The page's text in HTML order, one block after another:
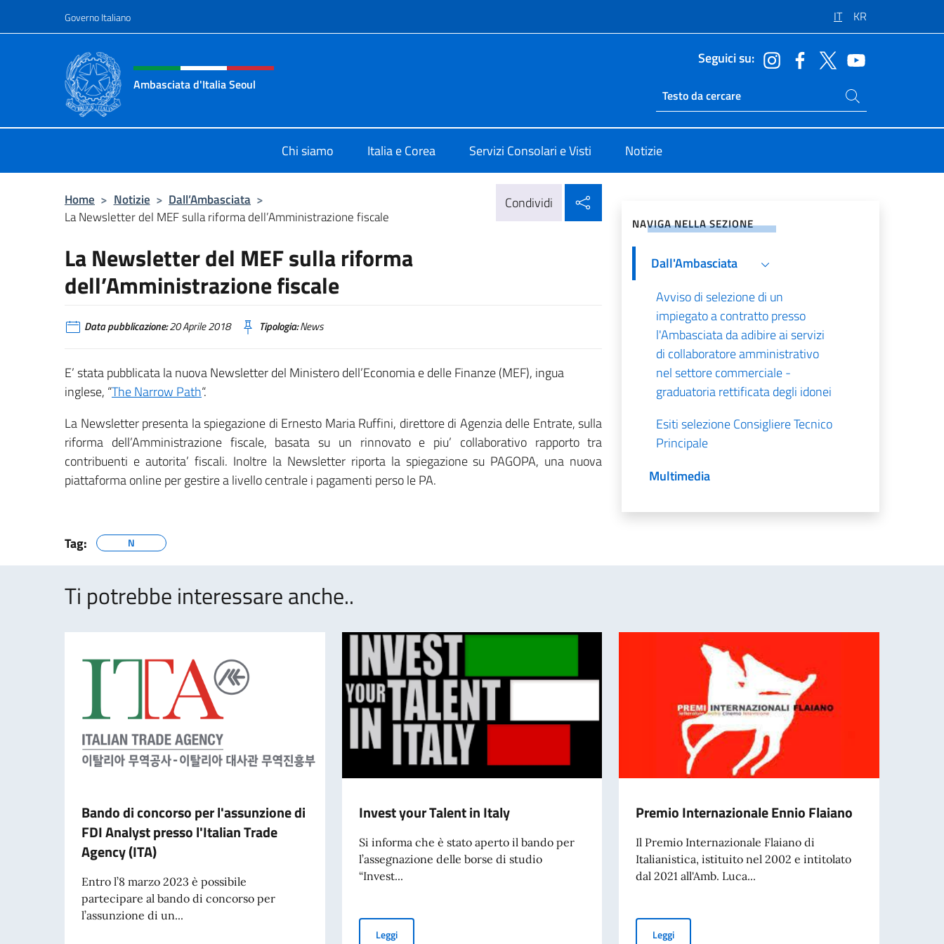
Governo Italiano IT KR
Intestazione sito, social e menù
Ambasciata d'Italia Seoul
Seguici su:
Ricerca sito live
Cerca nel sito
Chi siamo Italia e Corea Servizi Consolari e Visti Notizie
Home > Notizie > Dall’Ambasciata >
La Newsletter del MEF sulla riforma dell’Amministrazione fiscale
Condividi
La Newsletter del MEF sulla riforma
dell’Amministrazione fiscale
Data pubblicazione:20 Aprile 2018 Tipologia:News
E’ stata pubblicata la nuova Newsletter del Ministero dell’Economia e delle Finanze (MEF), ingua
inglese, “The Narrow Path“.
La Newsletter presenta la spiegazione di Ernesto Maria Ruffini, direttore di Agenzia delle Entrate, sulla
riforma dell’Amministrazione fiscale, basata su un rinnovato e piu’ collaborativo rapporto tra
contribuenti e autorita’ fiscali. Inoltre la Newsletter riporta la spiegazione su PAGOPA, una nuova
piattaforma online per gestire a livello centrale i pagamenti perso le PA.
Tag: N
NAVIGA NELLA SEZIONE
Dall'Ambasciata
Avviso di selezione di un
impiegato a contratto presso
l'Ambasciata da adibire ai servizi
di collaboratore amministrativo
nel settore commerciale -
graduatoria rettificata degli idonei
Esiti selezione Consigliere Tecnico
Principale
Multimedia
Ti potrebbe interessare anche..
Bando di concorso per l'assunzione di
FDI Analyst presso l'Italian Trade
Agency (ITA)
Entro l’8 marzo 2023 è possibile
partecipare al bando di concorso per
l’assunzione di un...
Invest your Talent in Italy
Si informa che è stato aperto il bando per
l’assegnazione delle borse di studio
“Invest...
LeggiInvest your Talent in Italy
Premio Internazionale Ennio Flaiano
Il Premio Internazionale Flaiano di
Italianistica, istituito nel 2002 e intitolato
dal 2021 all'Amb. Luca...
LeggiPremio Internazionale Ennio Flaiano